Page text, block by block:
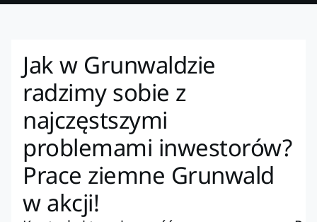
Jak w Grunwaldzie
radzimy sobie z
najczęstszymi
problemami inwestorów?
Prace ziemne Grunwald
w akcji!